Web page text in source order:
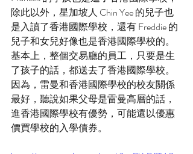
除此以外，星加坡人 Chin Yee 的兒子也
是入讀了香港國際學校，還有 Freddie 的
兒子和女兒好像也是香港國際學校的。
基本上，整個交易廳的員工，只要是生
了孩子的話，都送去了香港國際學校。
因為，雷曼和香港國際學校的校友關係
最好，聽說如果父母是雷曼高層的話，
進香港國際學校有優勢，可能還以優惠
價買學校的入學債券。